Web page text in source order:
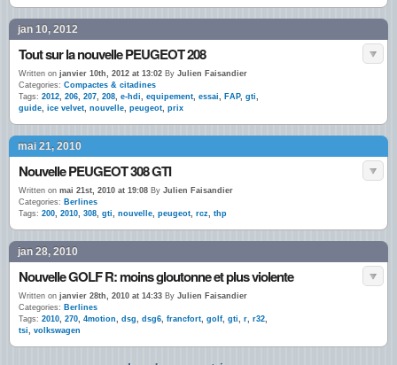
jan 10, 2012
Tout sur la nouvelle PEUGEOT 208
Written on janvier 10th, 2012 at 13:02 By Julien Faisandier
Categories: Compactes & citadines
Tags: 2012, 206, 207, 208, e-hdi, equipement, essai, FAP, gti,
guide, ice velvet, nouvelle, peugeot, prix
mai 21, 2010
Nouvelle PEUGEOT 308 GTI
Written on mai 21st, 2010 at 19:08 By Julien Faisandier
Categories: Berlines
Tags: 200, 2010, 308, gti, nouvelle, peugeot, rcz, thp
jan 28, 2010
Nouvelle GOLF R: moins gloutonne et plus violente
Written on janvier 28th, 2010 at 14:33 By Julien Faisandier
Categories: Berlines
Tags: 2010, 270, 4motion, dsg, dsg6, francfort, golf, gti, r, r32,
tsi, volkswagen